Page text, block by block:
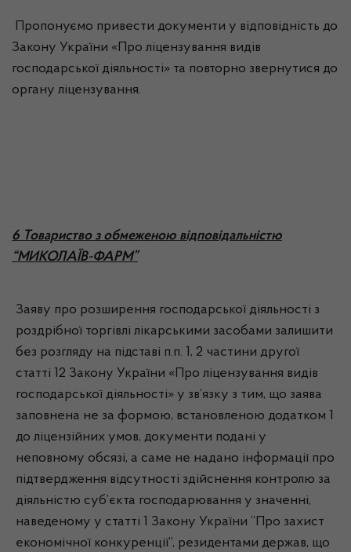
Пропонуємо привести документи у відповідність до
Закону України «Про ліцензування видів
господарської діяльності» та повторно звернутися до
органу ліцензування.
6 Товариство з обмеженою відповідальністю
“МИКОЛАЇВ-ФАРМ”
Заяву про розширення господарської діяльності з
роздрібної торгівлі лікарськими засобами залишити
без розгляду на підставі п.п. 1, 2 частини другої
статті 12 Закону України «Про ліцензування видів
господарської діяльності» у зв’язку з тим, що заява
заповнена не за формою, встановленою додатком 1
до ліцензійних умов, документи подані у
неповному обсязі, а саме не надано інформації про
підтвердження відсутності здійснення контролю за
діяльністю суб’єкта господарювання у значенні,
наведеному у статті 1 Закону України “Про захист
економічної конкуренції”, резидентами держав, що